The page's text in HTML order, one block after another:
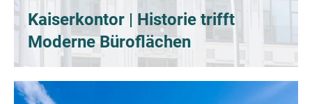
Kaiserkontor | Historie trifft
Moderne Büroflächen